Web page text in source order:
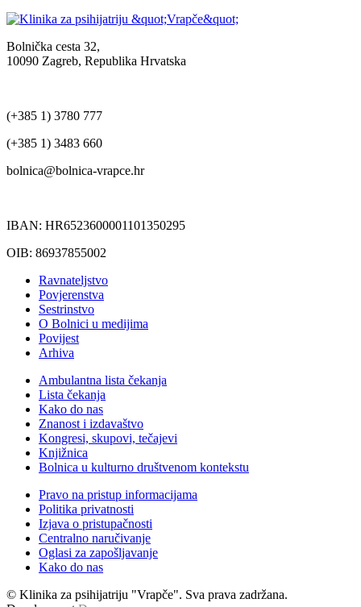
Bolnička cesta 32,
10090 Zagreb, Republika Hrvatska
(+385 1) 3780 777
(+385 1) 3483 660
bolnica@bolnica-vrapce.hr
IBAN: HR6523600001101350295
OIB: 86937855002
Ravnateljstvo
Povjerenstva
Sestrinstvo
O Bolnici u medijima
Povijest
Arhiva
Ambulantna lista čekanja
Lista čekanja
Kako do nas
Znanost i izdavaštvo
Kongresi, skupovi, tečajevi
Knjižnica
Bolnica u kulturno društvenom kontekstu
Pravo na pristup informacijama
Politika privatnosti
Izjava o pristupačnosti
Centralno naručivanje
Oglasi za zapošljavanje
Kako do nas
© Klinika za psihijatriju "Vrapče". Sva prava zadržana.